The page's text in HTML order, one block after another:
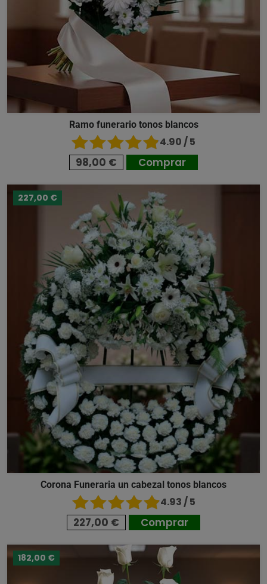
Ramo funerario tonos blancos
4.90 / 5
98,00 € Comprar
227,00 €
Corona Funeraria un cabezal tonos blancos
4.93 / 5
227,00 € Comprar
182,00 €